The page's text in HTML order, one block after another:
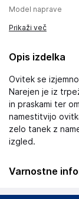
Model naprave
Prikaži več
Opis izdelka
Ovitek se
Narejen je iz
in praskami ter
namestitvijo
zelo tanek z
izgled.
Varnostne
Podatki o